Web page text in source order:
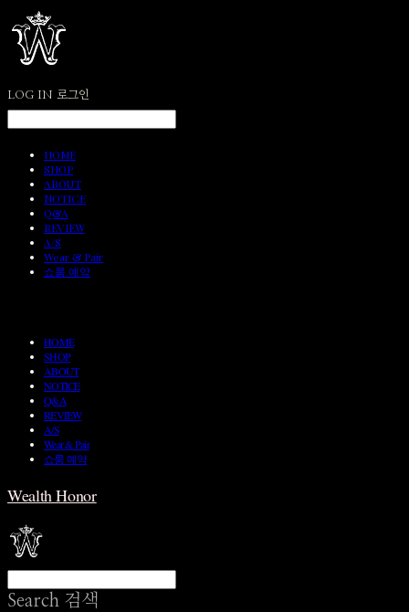
LOG IN 로그인
HOME
SHOP
ABOUT
NOTICE
Q&A
REVIEW
A/S
Wear & Pair
쇼룸 예약
HOME
SHOP
ABOUT
NOTICE
Q&A
REVIEW
A/S
Wear & Pair
쇼룸 예약
Wealth Honor
Search 검색